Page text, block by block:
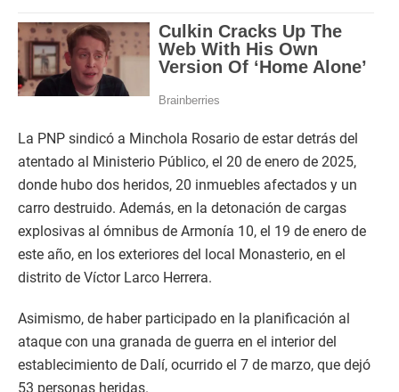
La PNP sindicó a Minchola Rosario de estar detrás del
atentado al Ministerio Público, el 20 de enero de 2025,
donde hubo dos heridos, 20 inmuebles afectados y un
carro destruido. Además, en la detonación de cargas
explosivas al ómnibus de Armonía 10, el 19 de enero de
este año, en los exteriores del local Monasterio, en el
distrito de Víctor Larco Herrera.
Asimismo, de haber participado en la planificación al
ataque con una granada de guerra en el interior del
establecimiento de Dalí, ocurrido el 7 de marzo, que dejó
53 personas heridas.